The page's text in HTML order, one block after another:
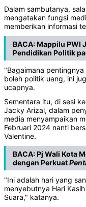
Dalam sambutanya,
mengatakan fungsi
memberikan informasi
BACA:Mappilu PWI
Pendidikan Politik
"Bagaimana
boleh politik uang, ini
ucapnya.
Sementara itu, di sesi
Jacky Arizal, dalam
media menyampaikan
Februari 2024 nanti
Valentine.
BACA:Pj Wali Kota
dengan Perkuat
"Ini adalah hari yang
menyebutnya Hari
Suara," katanya.